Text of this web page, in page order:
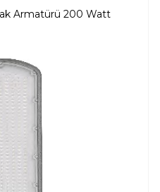
Armatürü 200 Watt